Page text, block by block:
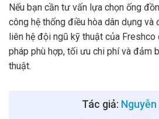
Nếu bạn cần tư vấn lựa chọn ống
công hệ thống điều hòa dân dụng và
liên hệ đội ngũ kỹ thuật của
pháp phù hợp, tối ưu chi phí và đảm
thuật.
Tác giả: